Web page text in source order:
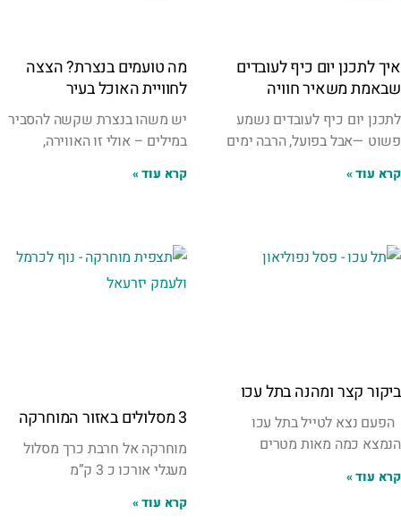
איך לתכנן יום כיף לעובדים
שבאמת משאיר חוויה
לתכנן יום כיף לעובדים נשמע
פשוט —אבל בפועל, הרבה ימים
קרא עוד »
מה טועמים בנצרת? הצצה
לחוויית האוכל בעיר
יש משהו בנצרת שקשה להסביר
במילים – אולי זו האווירה,
קרא עוד »
ביקור קצר ומהנה בתל עכו
הפעם נצא לטייל בתל עכו
הנמצא כמה מאות מטרים
קרא עוד »
3 מסלולים באזור המוחרקה
מוחרקה אל חרבת כרך מסלול
מעגלי אורכו כ 3 ק”מ
קרא עוד »